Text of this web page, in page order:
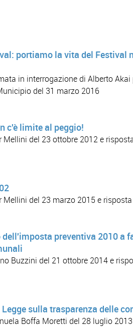
portiamo la vita del Festival
in interrogazione di Alberto
del 31 marzo 2016
c'è limite al peggio!
Mellini del 23 ottobre 2012 e
Mellini del 23 marzo 2015 e
preventiva 2010 a
Buzzini del 21 ottobre 2014 e
sulla trasparenza delle
Boffa Moretti del 28 luglio